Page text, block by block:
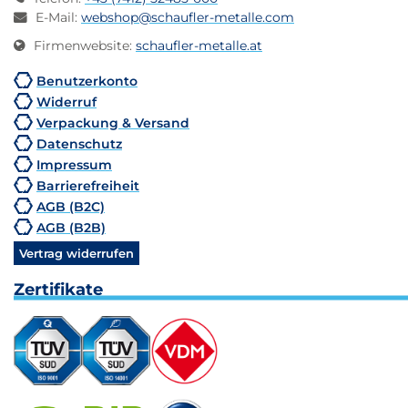
E-Mail: webshop@schaufler-metalle.com
Firmenwebsite: schaufler-metalle.at
Benutzerkonto
Widerruf
Verpackung & Versand
Datenschutz
Impressum
Barrierefreiheit
AGB (B2C)
AGB (B2B)
Vertrag widerrufen
Zertifikate